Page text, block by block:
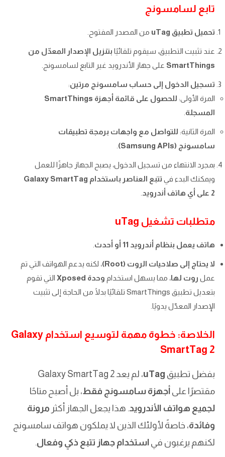
تابع لسامسونج
تحميل تطبيق uTag من المصدر المفتوح.
عند تثبيت التطبيق، سيقوم تلقائيًا بتنزيل الإصدار المعدّل من
SmartThings على جهاز الأندرويد غير التابع لسامسونج.
تسجيل الدخول إلى حساب سامسونج مرتين:
المرة الأولى:
للحصول على قائمة أجهزة SmartThings
المسجلة.
المرة الثانية: للتواصل مع واجهات برمجة تطبيقات
سامسونج (Samsung APIs)
.
بمجرد الانتهاء من تسجيل الدخول، يصبح الجهاز جاهزًا للعمل
ويمكنك البدء في
تتبع العناصر باستخدام Galaxy SmartTag
2 على أي هاتف أندرويد
.
متطلبات تشغيل uTag
هاتف يعمل بنظام أندرويد 11 أو أحدث .
لا يحتاج إلى صلاحيات الروت (Root)
، لكنه يدعم الهواتف التي تم
عمل روت لها، مما يسهل استخدام وحدة Xposed
التي تقوم
بتعديل تطبيق SmartThings تلقائيًا بدلًا من الحاجة إلى تثبيت
الإصدار المعدّل يدويًا.
الخلاصة: خطوة مهمة لتوسيع استخدام Galaxy
SmartTag 2
بفضل تطبيق uTag
، لم يعد Galaxy SmartTag 2
مقتصرًا على أجهزة سامسونج فقط، بل أصبح متاحًا
لجميع هواتف الأندرويد. هذا يجعل الجهاز أكثر مرونة
وفائدة، خاصةً لأولئك الذين لا يملكون هواتف سامسونج
لكنهم يرغبون في استخدام جهاز تتبع ذكي وفعال.